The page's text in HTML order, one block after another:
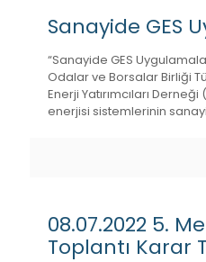
Sanayide GES
“Sanayide GES
Odalar ve Borsalar Birliği
Enerji Yatırımcıları
enerjisi sistemlerinin sanayi
08.07.2022 5.
Toplantı Karar